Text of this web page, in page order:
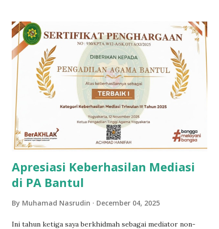
atau development. Jadi, artikel ini saya kembangkan menjadi
metodologi riset dan pengembangan (RnD). Karena hari ini,
riset saja tidak cukup. Ia harus memberikan dampak. Ya mau
tak mau, akhirnya development ini saya masukkan. Jadi
seperti apa risetnya? Langsung saja baca naskahnya dan
didiskusikan. https://e-
journal.metrouniv.ac.id/muamalah/article/view/10201
Apresiasi Keberhasilan Mediasi
di PA Bantul
By Muhamad Nasrudin December 04, 2025
Ini tahun ketiga saya berkhidmah sebagai mediator non-